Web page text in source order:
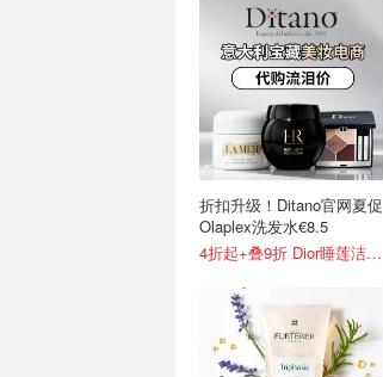
折扣升级！Ditano官网夏促
Olaplex洗发水€8.5
4折起+叠9折 Dior睡莲洁面€38